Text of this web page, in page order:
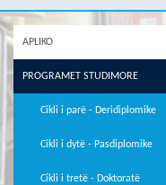
APLIKO
PROGRAMET STUDIMORE
Cikli i parë - Deridiplomike
Cikli i dytë - Pasdiplomike
Cikli i tretë - Doktoratë